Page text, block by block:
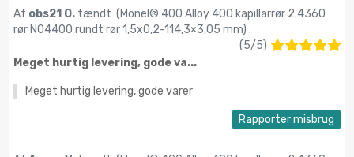
Af obs21 O. tændt (Monel® 400 Alloy 400 kapillarrør 2.4360
rør N04400 rundt rør 1,5x0,2-114,3×3,05 mm) :
(5/5)
Meget hurtig levering, gode va...
Meget hurtig levering, gode varer
Rapporter misbrug